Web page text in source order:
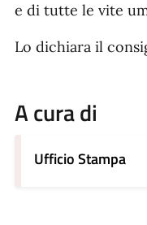
e di tutte le vite
Lo dichiara il
A cura di
Ufficio Stampa